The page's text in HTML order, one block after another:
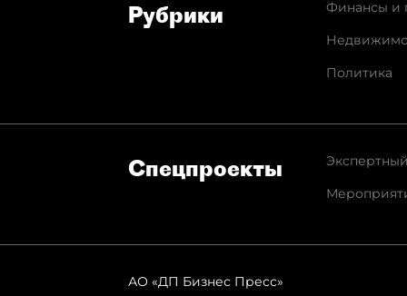
Рубрики
Финансы и
Политика
Спец­проекты
АО «ДП Бизнес Пресс»